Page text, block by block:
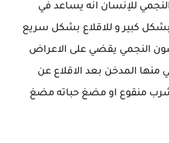
للإنسان انه يساعد في
كبير و للاقلاع بشكل سريع
النجمي يقضي على الاعراض
منها المدخن بعد الاقلاع عن
منقوع او مضغ حباته مضغ